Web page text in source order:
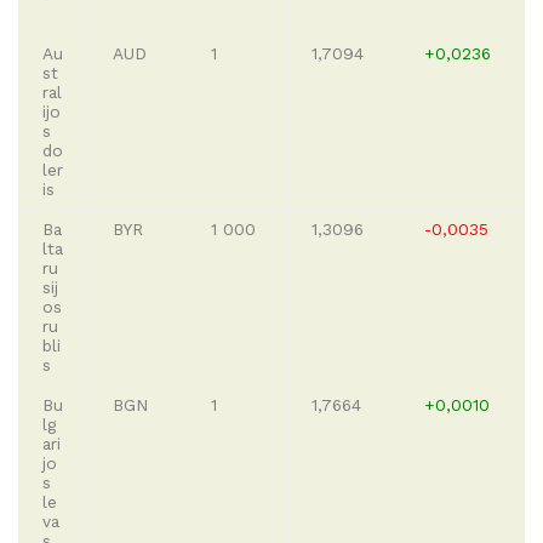
Au
st
ral
ijo
s
do
ler
is
AUD 1 1,7094 +0,0236
Ba
lta
ru
sij
os
ru
bli
s
BYR 1 000 1,3096 -0,0035
Bu
lg
ari
jo
s
le
va
BGN 1 1,7664 +0,0010